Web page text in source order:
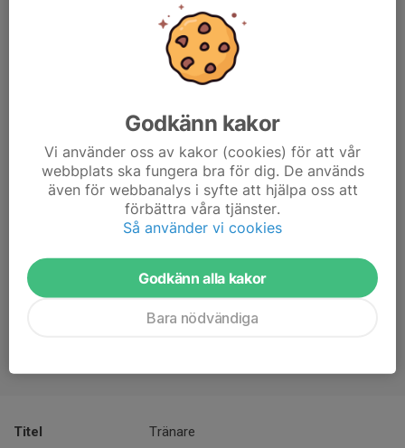
Titel Tränare
Godkänn kakor
Vi använder oss av kakor (cookies) för att vår
webbplats ska fungera bra för dig. De används
även för webbanalys i syfte att hjälpa oss att
förbättra våra tjänster.
Så använder vi cookies
Godkänn alla kakor
Bara nödvändiga